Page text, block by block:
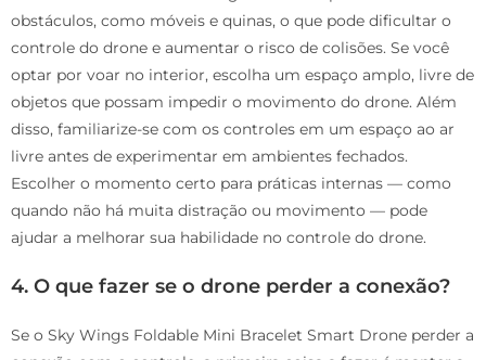
obstáculos, como móveis e quinas, o que pode dificultar o
controle do drone e aumentar o risco de colisões. Se você
optar por voar no interior, escolha um espaço amplo, livre de
objetos que possam impedir o movimento do drone. Além
disso, familiarize-se com os controles em um espaço ao ar
livre antes de experimentar em ambientes fechados.
Escolher o momento certo para práticas internas — como
quando não há muita distração ou movimento — pode
ajudar a melhorar sua habilidade no controle do drone.
4. O que fazer se o drone perder a conexão?
Se o Sky Wings Foldable Mini Bracelet Smart Drone perder a